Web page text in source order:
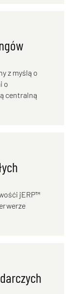
z myślą o
o
centralną
jERP™